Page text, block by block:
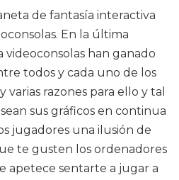
de fantasía interactiva
En la última
videoconsolas han ganado
todos y cada uno de los
razones para ello y tal
sus gráficos en continua
jugadores una ilusión de
te gusten los ordenadores
apetece sentarte a jugar a